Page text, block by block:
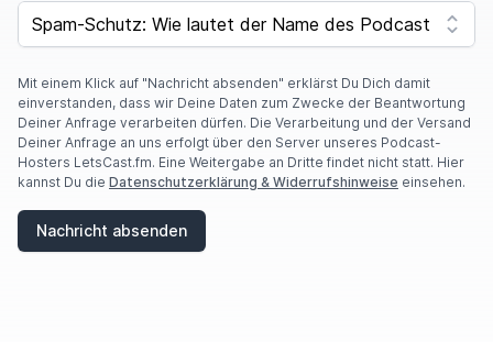
SPAM CAPTCHA
Mit einem Klick auf "Nachricht absenden" erklärst Du Dich damit
einverstanden, dass wir Deine Daten zum Zwecke der Beantwortung
Deiner Anfrage verarbeiten dürfen. Die Verarbeitung und der Versand
Deiner Anfrage an uns erfolgt über den Server unseres Podcast-
Hosters LetsCast.fm. Eine Weitergabe an Dritte findet nicht statt. Hier
kannst Du die Datenschutzerklärung & Widerrufshinweise einsehen.
Nachricht absenden